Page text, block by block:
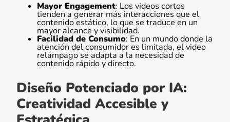
Mayor Engagement: Los videos cortos
tienden a generar más interacciones que el
contenido estático, lo que se traduce en un
mayor alcance y visibilidad.
Facilidad de Consumo: En un mundo donde la
atención del consumidor es limitada, el video
relámpago se adapta a la necesidad de
contenido rápido y directo.
Diseño Potenciado por IA:
Creatividad Accesible y